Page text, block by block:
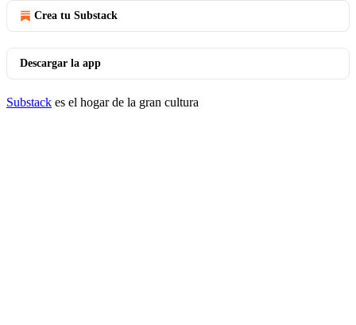
Crea tu Substack
Descargar la app
Substack es el hogar de la gran cultura